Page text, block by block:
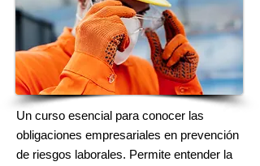
Un curso esencial para conocer las
obligaciones empresariales en prevención
de riesgos laborales. Permite entender la